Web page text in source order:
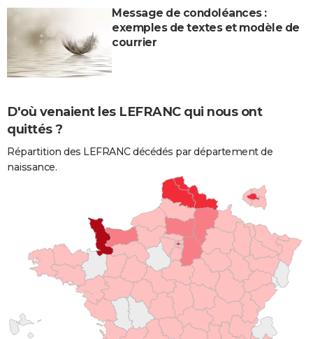
Message de condoléances :
exemples de textes et modèle de
courrier
D'où venaient les LEFRANC qui nous ont
quittés ?
Répartition des LEFRANC décédés par département de
naissance.